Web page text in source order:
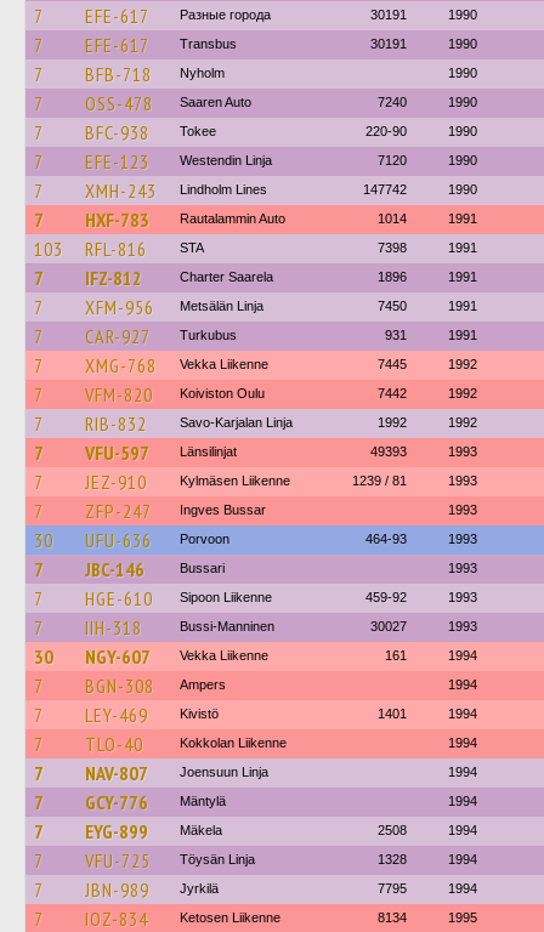
7 EFE-617 Разные города 30191 1990
7 EFE-617 Transbus 30191 1990
7 BFB-718 Nyholm 1990
7 OSS-478 Saaren Auto 7240 1990
7 BFC-938 Tokee 220-90 1990
7 EFE-123 Westendin Linja 7120 1990
7 XMH-243 Lindholm Lines 147742 1990
7 HXF-783 Rautalammin Auto 1014 1991
103 RFL-816 STA 7398 1991
7 IFZ-812 Charter Saarela 1896 1991
7 XFM-956 Metsälän Linja 7450 1991
7 CAR-927 Turkubus 931 1991
7 XMG-768 Vekka Liikenne 7445 1992
7 VFM-820 Koiviston Oulu 7442 1992
7 RIB-832 Savo-Karjalan Linja 1992 1992
7 VFU-597 Länsilinjat 49393 1993
7 JEZ-910 Kylmäsen Liikenne 1239 / 81 1993
7 ZFP-247 Ingves Bussar 1993
30 UFU-636 Porvoon 464-93 1993
7 JBC-146 Bussari 1993
7 HGE-610 Sipoon Liikenne 459-92 1993
7 IIH-318 Bussi-Manninen 30027 1993
30 NGY-607 Vekka Liikenne 161 1994
7 BGN-308 Ampers 1994
7 LEY-469 Kivistö 1401 1994
7 TLO-40 Kokkolan Liikenne 1994
7 NAV-807 Joensuun Linja 1994
7 GCY-776 Mäntylä 1994
7 EYG-899 Mäkela 2508 1994
7 VFU-725 Töysän Linja 1328 1994
7 JBN-989 Jyrkilä 7795 1994
7 IOZ-834 Ketosen Liikenne 8134 1995